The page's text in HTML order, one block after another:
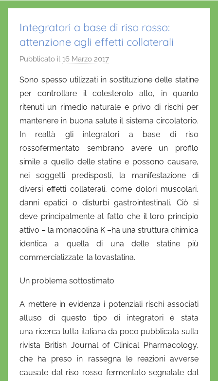
Integratori a base di riso rosso:
attenzione agli effetti collaterali
Pubblicato il 16 Marzo 2017
D
a
n
i
e
l
a
D
n
i
Sono spesso utilizzati in sostituzione delle statine
per controllare il colesterolo alto, in quanto
ritenuti un rimedio naturale e privo di rischi per
mantenere in buona salute il sistema circolatorio.
In realtà gli integratori a base di riso
rossofermentato sembrano avere un profilo
simile a quello delle statine e possono causare,
nei soggetti predisposti, la manifestazione di
diversi effetti collaterali, come dolori muscolari,
danni epatici o disturbi gastrointestinali. Ciò si
deve principalmente al fatto che il loro principio
attivo – la monacolina K –ha una struttura chimica
identica a quella di una delle statine più
commercializzate: la lovastatina.
Un problema sottostimato
A mettere in evidenza i potenziali rischi associati
all’uso di questo tipo di integratori è stata
una ricerca tutta italiana da poco pubblicata sulla
rivista British Journal of Clinical Pharmacology,
che ha preso in rassegna le reazioni avverse
causate dal riso rosso fermentato segnalate dal